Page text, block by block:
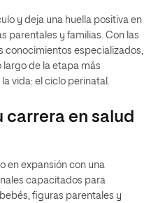
y deja una huella positiva en
parentales y familias. Con las
conocimientos especializados,
largo de la etapa más
vida: el ciclo perinatal.
carrera en salud
en expansión con una
capacitados para
figuras parentales y